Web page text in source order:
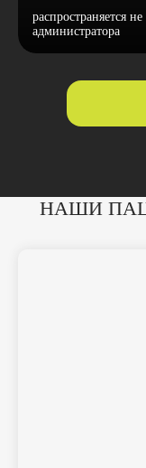
распространяется
администратора
НАШИ